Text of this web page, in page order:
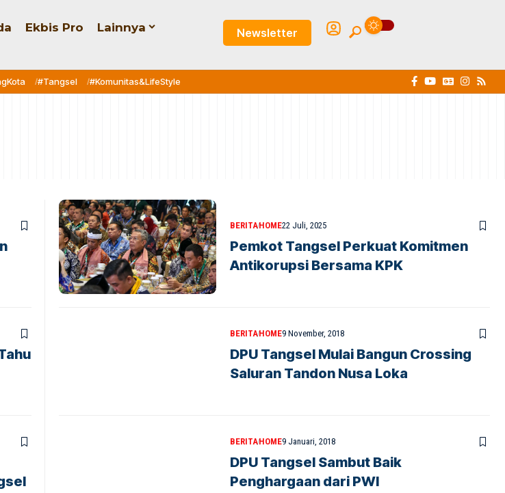
Ekbis Pro Lainnya Newsletter
#Tangsel #Komunitas&LifeStyle
BERITAHOME22 Juli, 2025
Pemkot Tangsel Perkuat Komitmen
Antikorupsi Bersama KPK
BERITAHOME9 November, 2018
DPU Tangsel Mulai Bangun Crossing
Saluran Tandon Nusa Loka
BERITAHOME9 Januari, 2018
DPU Tangsel Sambut Baik
Penghargaan dari PWI